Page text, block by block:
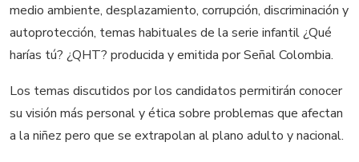
medio ambiente, desplazamiento, corrupción, discriminación y
autoprotección, temas habituales de la serie infantil ¿Qué
harías tú? ¿QHT? producida y emitida por Señal Colombia.
Los temas discutidos por los candidatos permitirán conocer
su visión más personal y ética sobre problemas que afectan
a la niñez pero que se extrapolan al plano adulto y nacional.